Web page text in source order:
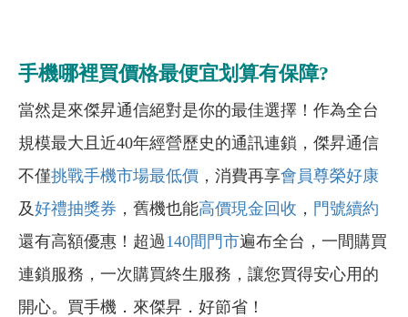
手機哪裡買價格最便宜划算有保障?
當然是來傑昇通信絕對是你的最佳選擇！作為全台
規模最大且近40年經營歷史的通訊連鎖，傑昇通信
不僅挑戰手機市場最低價 ，消費再享會員尊榮好康
及好禮抽獎券 ，舊機也能高價現金回收 ， 門號續約
還有高額優惠！超過140間門市遍布全台，一間購買
連鎖服務，一次購買終生服務，讓您買得安心用的
開心。買手機．來傑昇．好節省！